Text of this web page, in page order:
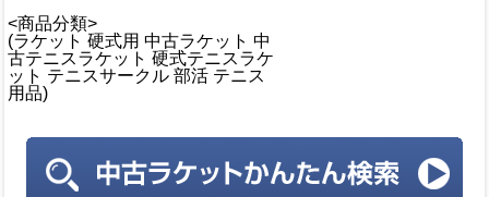
<商品分類>
(ラケット 硬式用 中古ラケット 中
古テニスラケット 硬式テニスラケ
ット テニスサークル 部活 テニス
用品)